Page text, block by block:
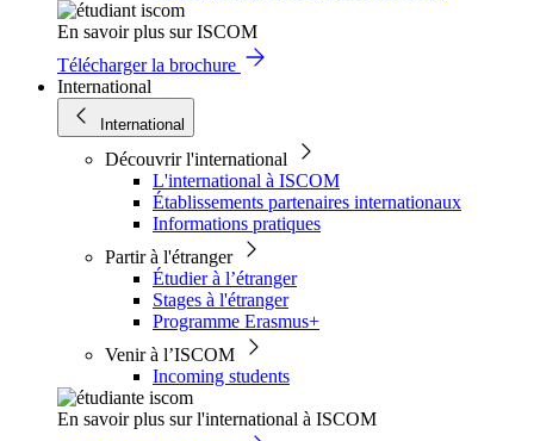
En savoir plus sur ISCOM
Télécharger la brochure
International
International
Découvrir l'international
L'international à ISCOM
Établissements partenaires internationaux
Informations pratiques
Partir à l'étranger
Étudier à l’étranger
Stages à l'étranger
Programme Erasmus+
Venir à l’ISCOM
Incoming students
En savoir plus sur l'international à ISCOM